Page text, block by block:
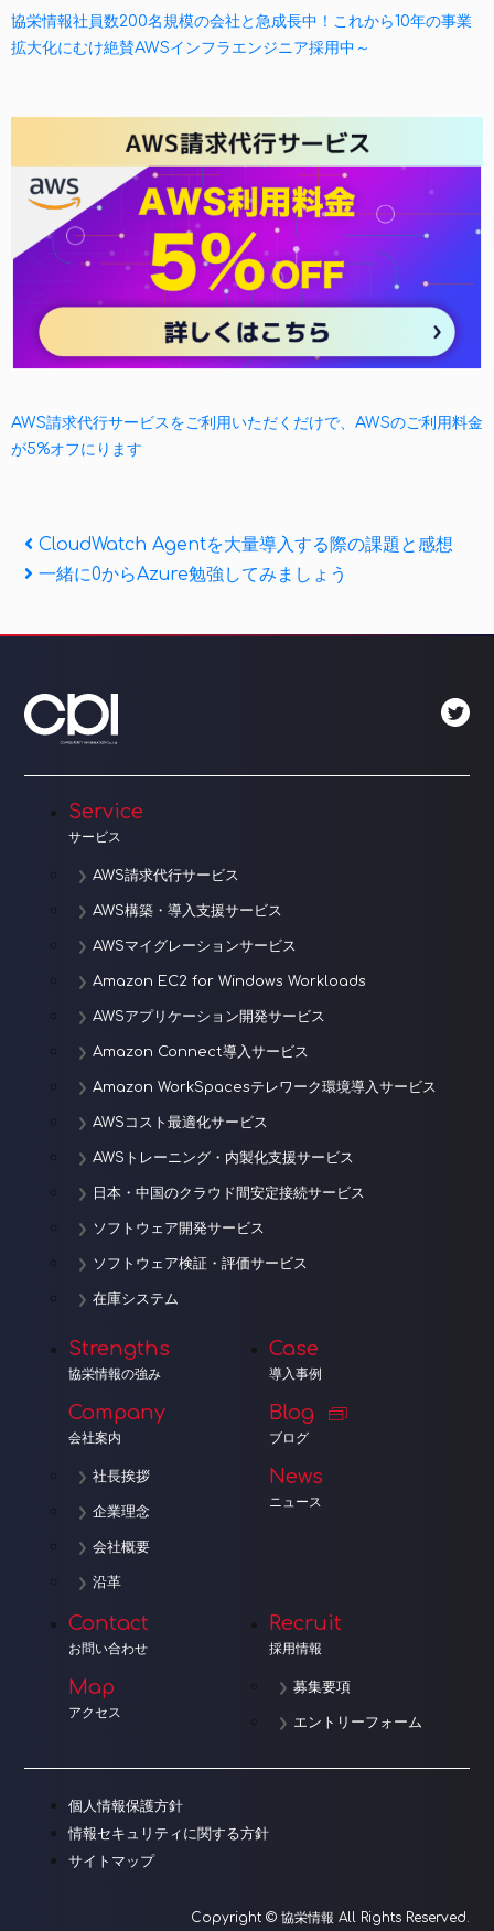
協栄情報社員数200名規模の会社と急成長中！これから10年の事業
拡大化にむけ絶賛AWSインフラエンジニア採用中～
AWS請求代行サービスをご利用いただくだけで、AWSのご利用料金
が5%オフにります
投
稿
ナ
ゲ
シ
ン
Previous
Post
CloudWatch Agentを大量導入する際の課題と感想
Next
一緒に0からAzure勉強してみましょう
Service
サービス
AWS請求代行サービス
AWS構築・導入支援サービス
AWSマイグレーションサービス
Amazon EC2 for Windows Workloads
AWSアプリケーション開発サービス
Amazon Connect導入サービス
Amazon WorkSpacesテレワーク環境導入サービス
AWSコスト最適化サービス
AWSトレーニング・内製化支援サービス
日本・中国のクラウド間安定接続サービス
ソフトウェア開発サービス
ソフトウェア検証・評価サービス
在庫システム
Strengths
協栄情報の強み
Company
会社案内
社長挨拶
企業理念
会社概要
沿革
Case
導入事例
Blog
ブログ
News
ニュース
Contact
お問い合わせ
Map
アクセス
Recruit
採用情報
募集要項
エントリーフォーム
個人情報保護方針
情報セキュリティに関する方針
サイトマップ
Copyright © 協栄情報 All Rights Reserved.